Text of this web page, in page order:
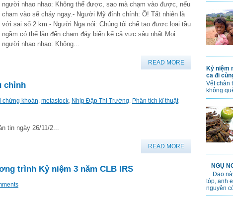
người nhao nhao: Không thể được, sao mà chạm vào được, nếu
cham vào sẽ cháy ngay.- Người Mỹ đính chính: Ồ! Tất nhiên là
với sai số 2 km.- Người Nga nói: Chúng tôi chế tạo được loại tầu
ngầm có thể lặn đến chạm đáy biển kể cả vực sâu nhất.Mọi
người nhao nhao: Không...
READ MORE
chỉnh
chứng khoán, metastock, Nhịp Đập Thị Trường, Phân tích kĩ thuật
tin ngày 26/11/2...
READ MORE
trình Kỷ niệm 3 năm CLB IRS
Kỷ niệm
ca đi
Vết chân
không
NGỤ
Dạo
tóp, anh
nguyên